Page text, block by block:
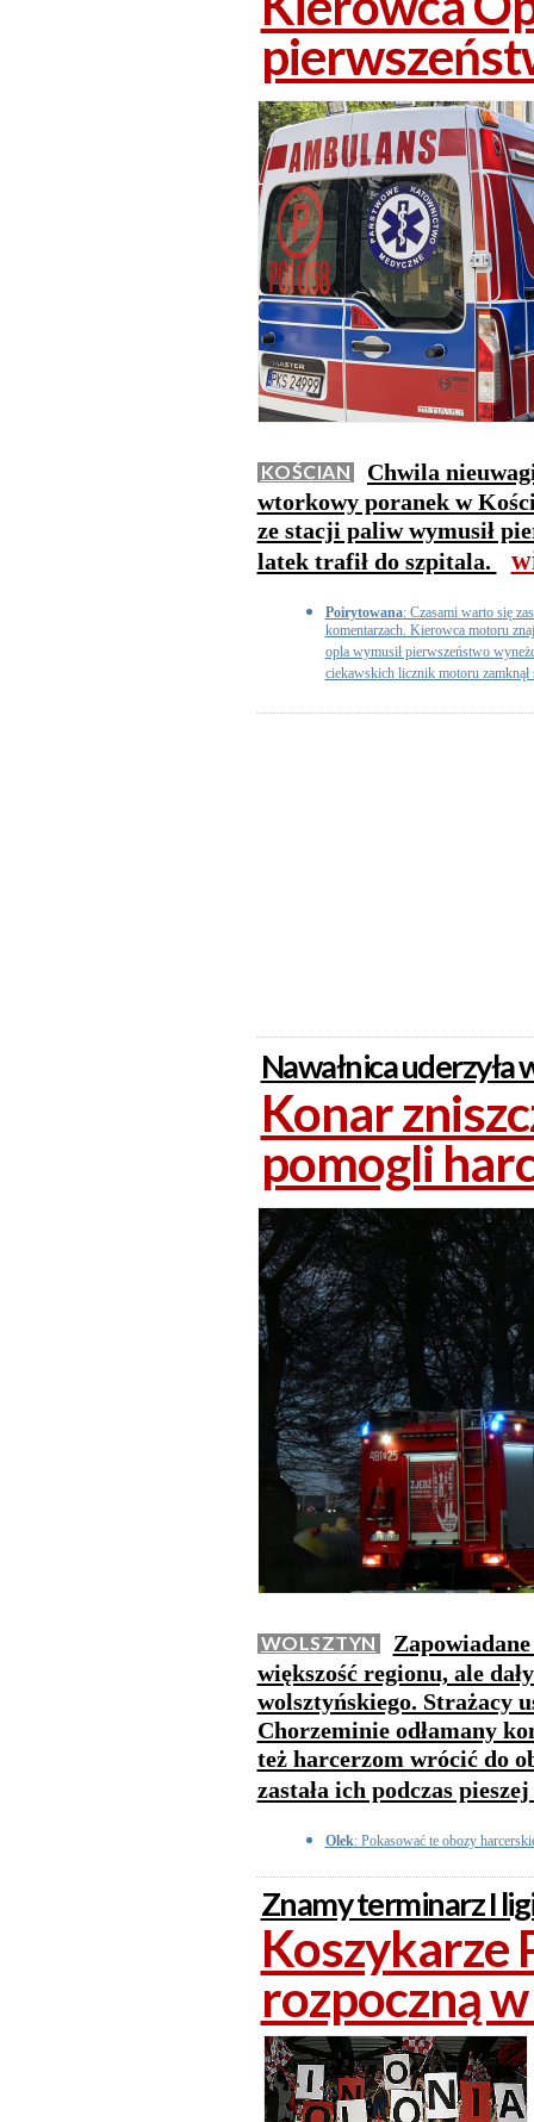
KOŚCIAN
Chwila
wtorkowy poranek w
ze stacji paliw wymusił
latek trafił do szpitala.
Poirytowana: Czasami warto się
komentarzach. Kierowca motoru
opla wymusił pierwszeństwo
ciekawskich licznik motoru zamknął
Nawałnica
Konar
pomogli
WOLSZTYN
większość regionu, ale
wolsztyńskiego. Strażacy
Chorzeminie odłamany
też harcerzom wrócić do
zastała ich podczas
Olek: Pokasować te obozy
Znamy terminarz I
Koszykarze
rozpoczną